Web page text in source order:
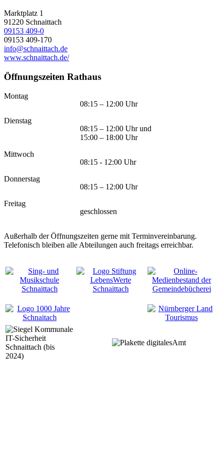
Marktplatz 1
91220 Schnaittach
09153 409-0
09153 409-170
info@schnaittach.de
www.schnaittach.de/
Öffnungszeiten Rathaus
Montag
08:15 – 12:00 Uhr
Dienstag
08:15 – 12:00 Uhr und
15:00 – 18:00 Uhr
Mittwoch
08:15 - 12:00 Uhr
Donnerstag
08:15 – 12:00 Uhr
Freitag
geschlossen
Außerhalb der Öffnungszeiten gerne mit Terminvereinbarung.
Telefonisch bleiben alle Abteilungen auch freitags erreichbar.